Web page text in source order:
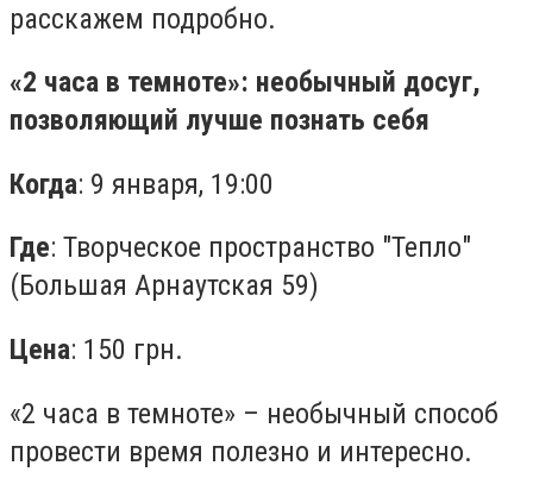
расскажем подробно.
«2 часа в темноте»: необычный досуг,
позволяющий лучше познать себя
Когда: 9 января, 19:00
Где: Творческое пространство "Тепло"
(Большая Арнаутская 59)
Цена: 150 грн.
«2 часа в темноте» – необычный способ
провести время полезно и интересно.